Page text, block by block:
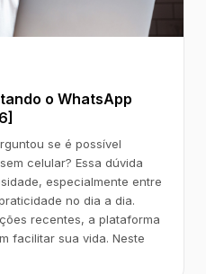
o WhatsApp
se é possível
celular? Essa dúvida
especialmente entre
no dia a dia.
recentes, a plataforma
facilitar sua vida. Neste